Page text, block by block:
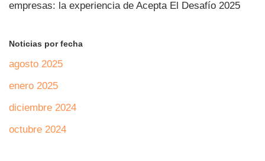
empresas: la experiencia de Acepta El Desafío 2025
Noticias por fecha
agosto 2025
enero 2025
diciembre 2024
octubre 2024